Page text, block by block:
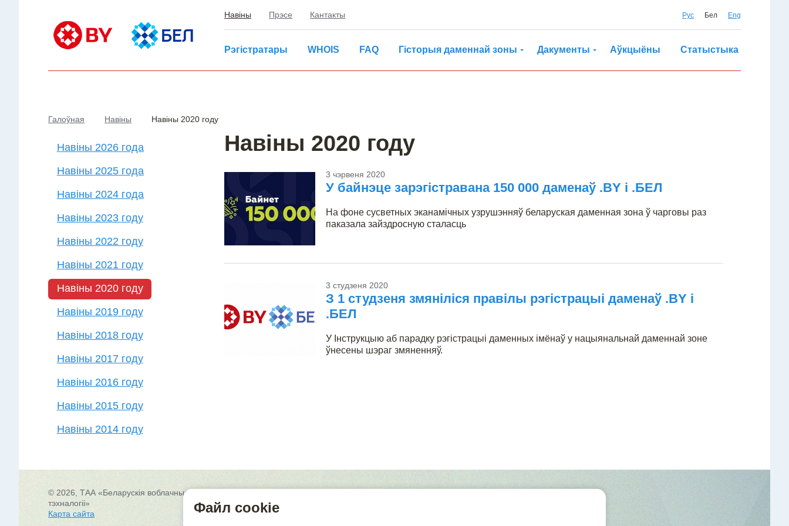
Навіны Прэсе Кантакты Рус Бел Eng
Рэгістратары WHOIS FAQ Гісторыя даменнай зоны Дакументы Аўкцыёны Статыстыка
Галоўная Навіны Навіны 2020 году
Навіны 2020 году
3 чэрвеня 2020
У байнэце зарэгістравана 150 000 даменаў .BY і .БЕЛ
На фоне сусветных эканамічных узрушэнняў беларуская даменная зона ў чарговы раз
паказала зайздросную сталасць
3 студзеня 2020
З 1 студзеня змяніліся правілы рэгістрацыі даменаў .BY і
.БЕЛ
У Інструкцыю аб парадку рэгістрацыі даменных імёнаў у нацыянальнай даменнай зоне
ўнесены шэраг змяненняў.
Навіны 2026 года
Навіны 2025 года
Навіны 2024 года
Навіны 2023 году
Навіны 2022 году
Навіны 2021 году
Навіны 2020 году
Навіны 2019 году
Навіны 2018 году
Навіны 2017 году
Навіны 2016 году
Навіны 2015 году
Навіны 2014 году
© 2026, ТАА «Беларускія воблачныя
тэхналогіі»
Карта сайта
г.Мінск, вул. К. Цэткін, 24, пам.602
Файл cookie